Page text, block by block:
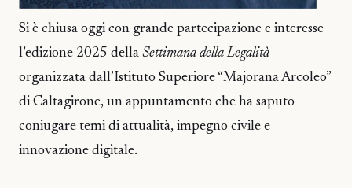
Si è chiusa oggi con grande partecipazione e interesse
l’edizione 2025 della Settimana della Legalità
organizzata dall’Istituto Superiore “Majorana Arcoleo”
di Caltagirone, un appuntamento che ha saputo
coniugare temi di attualità, impegno civile e
innovazione digitale.